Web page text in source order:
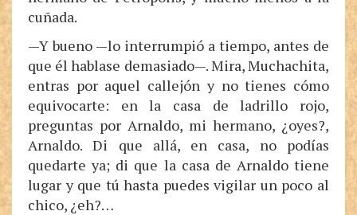
cuñada.
—Y bueno —lo interrumpió a tiempo, antes de
que él hablase demasiado—. Mira, Muchachita,
entras por aquel callejón y no tienes cómo
equivocarte: en la casa de ladrillo rojo,
preguntas por Arnaldo, mi hermano, ¿oyes?,
Arnaldo. Di que allá, en casa, no podías
quedarte ya; di que la casa de Arnaldo tiene
lugar y que tú hasta puedes vigilar un poco al
chico, ¿eh?…